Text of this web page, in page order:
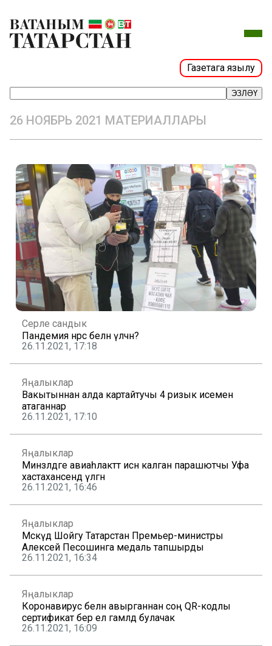
Газетага язылу
ЭЗЛӘҮ
26 НОЯБРЬ 2021 МАТЕРИАЛЛАРЫ
Серле сандык
Пандемия нәрсә белән үлчәнә?
26.11.2021, 17:18
Яңалыклар
Вакытыннан алда картайтучы 4 ризык исемен
атаганнар
26.11.2021, 17:10
Яңалыклар
Минзәләдәге авиаһәлакәттә исән калган парашютчы Уфа
хастаханәсендә үлгән
26.11.2021, 16:46
Яңалыклар
Мәскәүдә Шойгу Татарстан Премьер-министры
Алексей Песошинга медаль тапшырды
26.11.2021, 16:34
Яңалыклар
Коронавирус белән авырганнан соң QR-кодлы
сертификат бер ел гамәлдә булачак
26.11.2021, 16:09